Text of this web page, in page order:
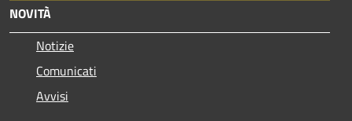
NOVITÀ
Notizie
Comunicati
Avvisi